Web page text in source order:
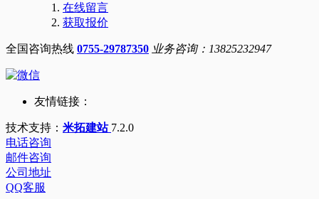
在线留言
获取报价
全国咨询热线 0755-29787350 业务咨询：13825232947
友情链接：
技术支持： 米拓建站 7.2.0
电话咨询
邮件咨询
公司地址
QQ客服